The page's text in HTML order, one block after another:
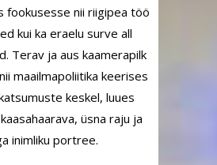
fookusesse nii riigipea töö
kui ka eraelu surve all
Terav ja aus kaamerapilk
maailmapoliitika keerises
keskel, luues
üsna raju ja
inimliku portree.